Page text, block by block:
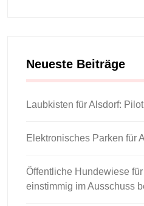
Neueste Beiträge
Laubkisten für Alsdorf:
Elektronisches Parken für
Öffentliche Hundewiese
einstimmig im Ausschuss